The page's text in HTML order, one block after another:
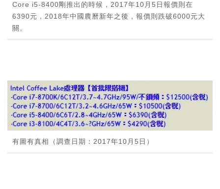
Core i5-8400剛推出的時候，2017年10月5日報價則在
6390元，2018年中國農曆新年之後，報價則跌破6000元大
關。
有圖有真相（調查日期：2017年10月5日）